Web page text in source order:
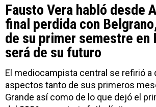
Fausto Vera habló desde
final perdida con
de su primer semestre en
será de su futuro
El mediocampista central se refirió a
aspectos tanto de sus primeros
Grande así como de lo que dejó el